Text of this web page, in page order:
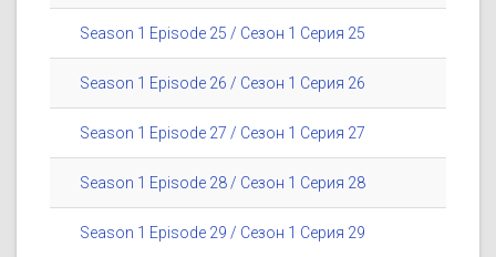
Season 1 Episode 25 / Сезон 1 Серия 25
Season 1 Episode 26 / Сезон 1 Серия 26
Season 1 Episode 27 / Сезон 1 Серия 27
Season 1 Episode 28 / Сезон 1 Серия 28
Season 1 Episode 29 / Сезон 1 Серия 29